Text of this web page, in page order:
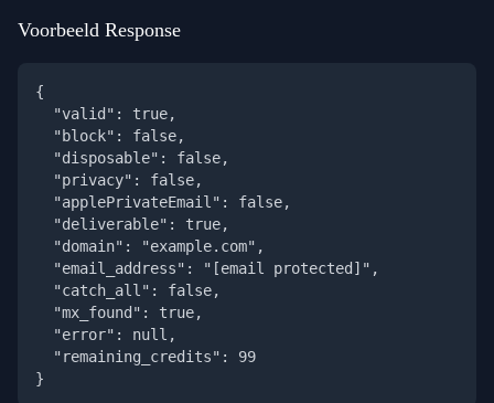
Voorbeeld Response
{
  "valid": true,
  "block": false,
  "disposable": false,
  "privacy": false,
  "applePrivateEmail": false,
  "deliverable": true,
  "domain": "example.com",
  "email_address": "
[email protected] ",
  "catch_all": false,
  "mx_found": true,
  "error": null,
  "remaining_credits": 99
}